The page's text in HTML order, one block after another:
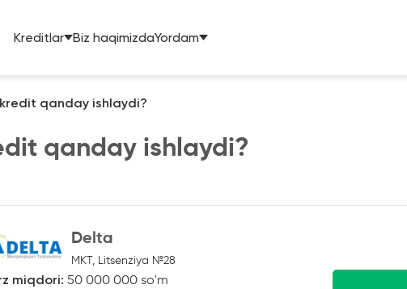
Kreditlar Biz haqimizdaYordam
qanday ishlaydi?
qanday ishlaydi?
Delta
MKT, Litsenziya №28
miqdori: 50 000 000 so'm